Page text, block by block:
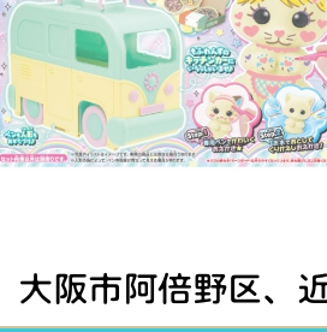
大阪市阿倍野区、